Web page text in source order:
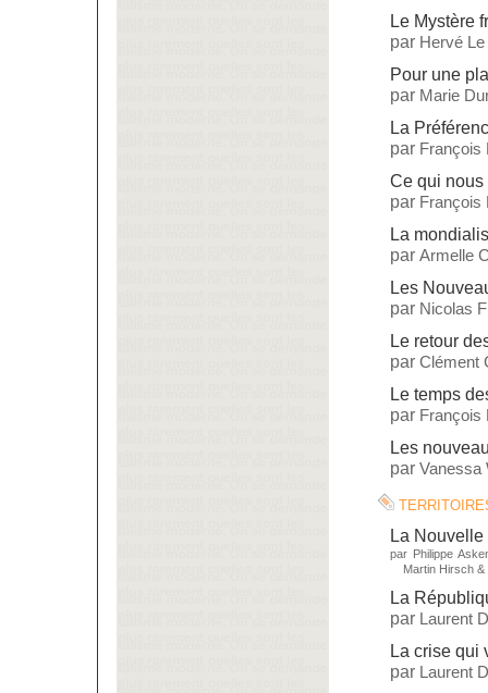
Le Mystère
par Hervé
Pour une
par Marie
La
par François
Ce qui nous
par François
La
par Armelle
Les
par Nicolas
Le retour
par Clément
Le temps
par François
Les
par Vanessa
La
par Philippe
Martin Hirsch &
La
par Laurent
La crise qui
par Laurent